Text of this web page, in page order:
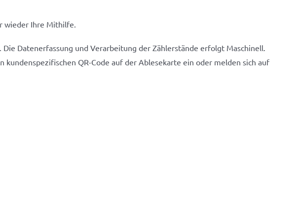
wieder Ihre Mithilfe.
Datenerfassung und Verarbeitung der Zählerstände erfolgt Maschinell.
QR-Code auf der Ablesekarte ein oder melden sich auf